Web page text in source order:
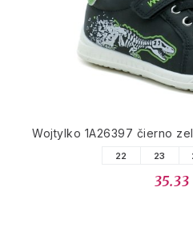
Wojtylko 1A26397 čierno
22 23